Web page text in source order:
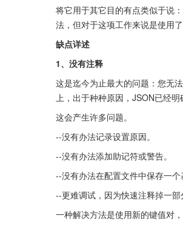
将它用于其它目的有点类似于说
法，但对于这项工作来说是使用了
缺点详述
1、没有注释
这是迄今为止最大的问题：您无
上，出于种种原因，JSON已经明
这会产生许多问题。
--没有办法记录设置原因。
--没有办法添加助记符或警告。
--没有办法在配置文件中保存一
--更难调试，因为快速注释掉一部
一种解决方法是使用新的键值对，